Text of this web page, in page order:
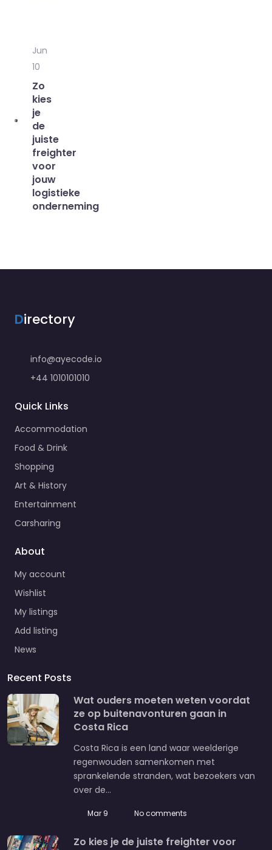
Jun
10
Zo
kies
je
de
juiste
freighter
voor
jouw
logistieke
onderneming
Directory
info@ayecode.io
+44 1010101010
Quick Links
Accommodation
Food & Drink
Shopping
Art & History
Entertainment
Carsharing
About
My account
Wishlist
My listings
Add listing
News
Recent Posts
Wat ouders moeten weten voordat
ze op buitenavonturen gaan in
Costa Rica
Costa Rica is een land waar weelderige
regenwouden samenkomen met
sprankelende stranden, wat bezoekers van
over de…
Mar 9 No comments
Zo kies je de juiste freighter voor